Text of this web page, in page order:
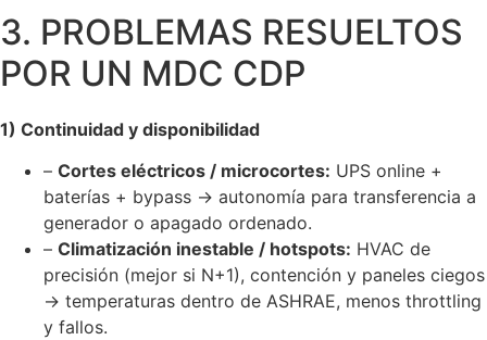
3. PROBLEMAS RESUELTOS
POR UN MDC CDP
1) Continuidad y disponibilidad
– Cortes eléctricos / microcortes: UPS online +
baterías + bypass → autonomía para transferencia a
generador o apagado ordenado.
– Climatización inestable / hotspots: HVAC de
precisión (mejor si N+1), contención y paneles ciegos
→ temperaturas dentro de ASHRAE, menos throttling
y fallos.